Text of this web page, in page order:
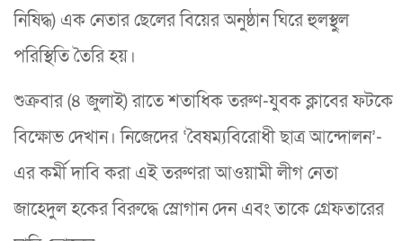
নিষিদ্ধ) এক নেতার ছেলের বিয়ের অনুষ্ঠান ঘিরে হুলস্থুল
পরিস্থিতি তৈরি হয়।
শুক্রবার (৪ জুলাই) রাতে শতাধিক তরুণ-যুবক ক্লাবের ফটকে
বিক্ষোভ দেখান। নিজেদের ‘বৈষম্যবিরোধী ছাত্র আন্দোলন’-
এর কর্মী দাবি করা এই তরুণরা আওয়ামী লীগ নেতা
জাহেদুল হকের বিরুদ্ধে স্লোগান দেন এবং তাকে গ্রেফতারের